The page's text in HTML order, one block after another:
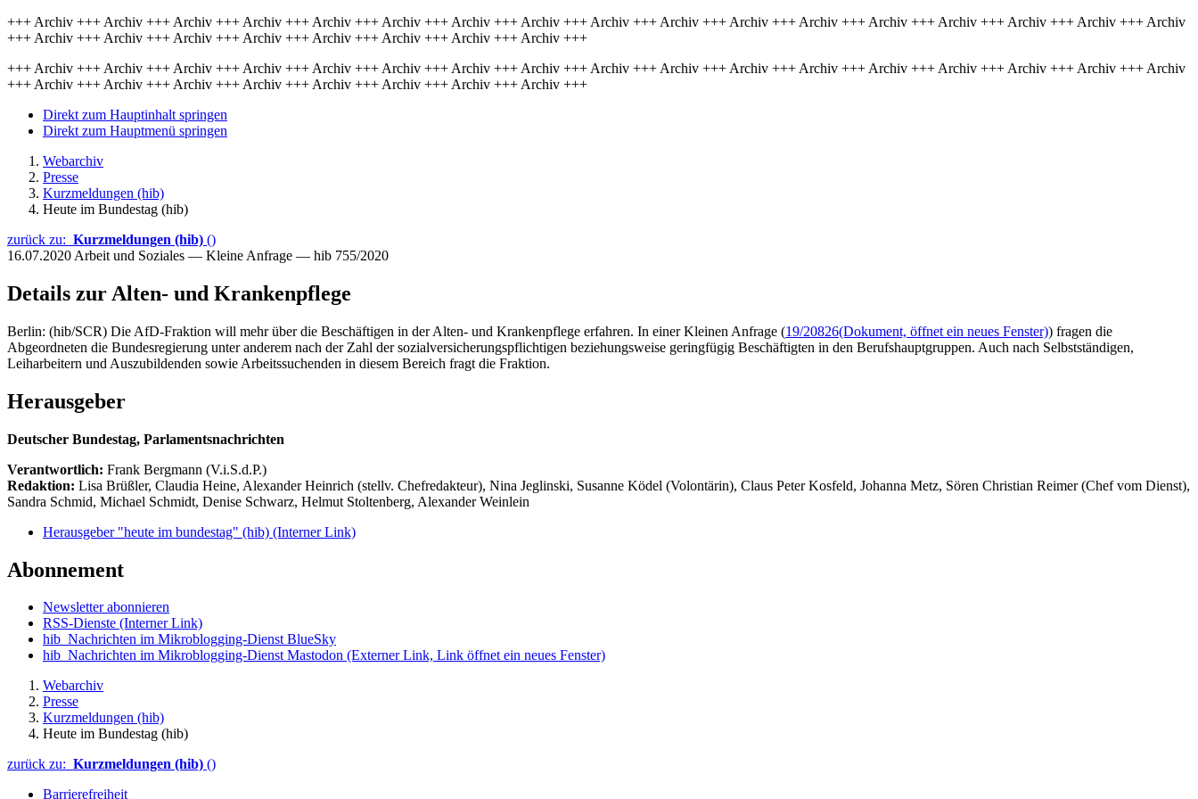
+++ Archiv +++ Archiv +++ Archiv +++ Archiv +++ Archiv +++ Archiv +++ Archiv +++ Archiv +++ Archiv +++ Archiv +++ Archiv +++ Archiv +++ Archiv +++ Archiv +++ Archiv +++ Archiv +++ Archiv
+++ Archiv +++ Archiv +++ Archiv +++ Archiv +++ Archiv +++ Archiv +++ Archiv +++ Archiv +++
+++ Archiv +++ Archiv +++ Archiv +++ Archiv +++ Archiv +++ Archiv +++ Archiv +++ Archiv +++ Archiv +++ Archiv +++ Archiv +++ Archiv +++ Archiv +++ Archiv +++ Archiv +++ Archiv +++ Archiv
+++ Archiv +++ Archiv +++ Archiv +++ Archiv +++ Archiv +++ Archiv +++ Archiv +++ Archiv +++
Direkt zum Hauptinhalt springen
Direkt zum Hauptmenü springen
Webarchiv
Presse
Kurzmeldungen (hib)
Heute im Bundestag (hib)
zurück zu: Kurzmeldungen (hib) ()
16.07.2020 Arbeit und Soziales — Kleine Anfrage — hib 755/2020
Details zur Alten- und Krankenpflege
Berlin: (hib/SCR) Die AfD-Fraktion will mehr über die Beschäftigen in der Alten- und Krankenpflege erfahren. In einer Kleinen Anfrage (19/20826(Dokument, öffnet ein neues Fenster)) fragen die
Abgeordneten die Bundesregierung unter anderem nach der Zahl der sozialversicherungspflichtigen beziehungsweise geringfügig Beschäftigten in den Berufshauptgruppen. Auch nach Selbstständigen,
Leiharbeitern und Auszubildenden sowie Arbeitssuchenden in diesem Bereich fragt die Fraktion.
Herausgeber
Deutscher Bundestag, Parlamentsnachrichten
Verantwortlich: Frank Bergmann (V.i.S.d.P.)
Redaktion: Lisa Brüßler, Claudia Heine, Alexander Heinrich (stellv. Chefredakteur), Nina Jeglinski, Susanne Ködel (Volontärin), Claus Peter Kosfeld, Johanna Metz, Sören Christian Reimer (Chef vom Dienst),
Sandra Schmid, Michael Schmidt, Denise Schwarz, Helmut Stoltenberg, Alexander Weinlein
Herausgeber "heute im bundestag" (hib) (Interner Link)
Abonnement
Newsletter abonnieren
RSS-Dienste (Interner Link)
hib_Nachrichten im Mikroblogging-Dienst BlueSky
hib_Nachrichten im Mikroblogging-Dienst Mastodon (Externer Link, Link öffnet ein neues Fenster)
Webarchiv
Presse
Kurzmeldungen (hib)
Heute im Bundestag (hib)
zurück zu: Kurzmeldungen (hib) ()
Barrierefreiheit